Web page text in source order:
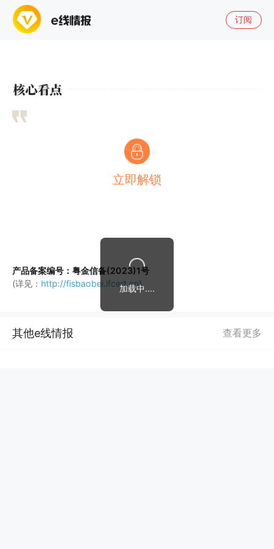
订阅
立即解锁
产品备案编号：粤金信备(2023)1号
(详见： http://fisbaobei.ifcert.cn)
其他e线情报 查看更多
加载中....